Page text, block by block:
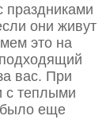
праздниками
они живут
это на
вас. При
с теплыми
было еще